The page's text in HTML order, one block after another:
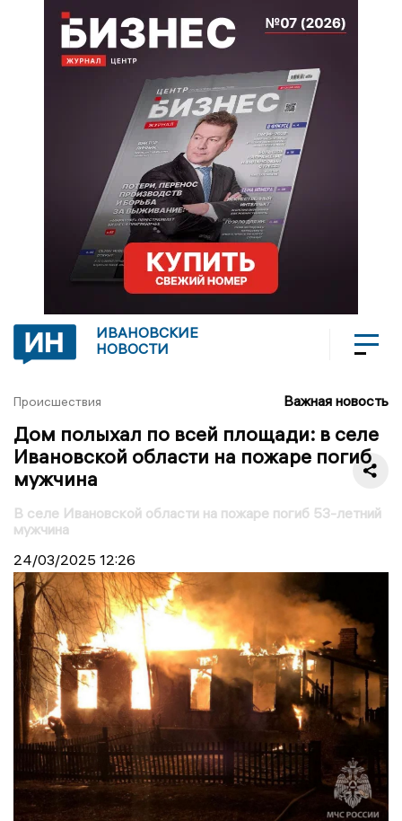
ИВАНОВСКИЕ
НОВОСТИ
Происшествия Важная новость
Дом полыхал по всей площади: в селе
Ивановской области на пожаре погиб
мужчина
В селе Ивановской области на пожаре погиб 53-летний
мужчина
24/03/2025 12:26